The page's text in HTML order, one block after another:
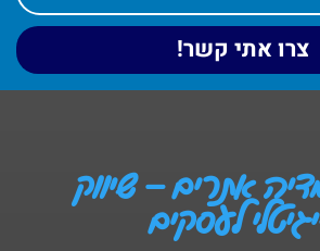
צרו אתי קשר!
אתרים – שיווק
לעסקים